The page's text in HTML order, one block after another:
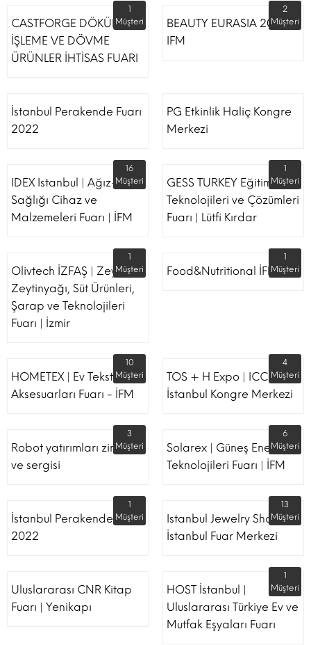
CASTFORGE DÖKÜM,
İŞLEME VE DÖVME
ÜRÜNLER İHTİSAS FUARI
1
Müşteri
BEAUTY EURASIA 2022
IFM
2
Müşteri
İstanbul Perakende Fuarı
2022
PG Etkinlik Haliç Kongre
Merkezi
IDEX Istanbul | Ağız-Diş
Sağlığı Cihaz ve
Malzemeleri Fuarı | İFM
16
Müşteri
GESS TURKEY Eğitim
Teknolojileri ve Çözümleri
Fuarı | Lütfi Kırdar
1
Müşteri
Olivtech İZFAŞ | Zeytin,
Zeytinyağı, Süt Ürünleri,
Şarap ve Teknolojileri
Fuarı | İzmir
1
Müşteri
Food&Nutritional İFM
1
Müşteri
HOMETEX | Ev Tekstili Ve
Aksesuarları Fuarı - İFM
10
Müşteri
TOS + H Expo | ICC -
İstanbul Kongre Merkezi
4
Müşteri
Robot yatırımları zirvesi
ve sergisi
3
Müşteri
Solarex | Güneş Enerjisi &
Teknolojileri Fuarı | İFM
6
Müşteri
İstanbul Perakende Fuarı
2022
1
Müşteri
Istanbul Jewelry Show |
İstanbul Fuar Merkezi
13
Müşteri
Uluslararası CNR Kitap
Fuarı | Yenikapı
HOST İstanbul |
Uluslararası Türkiye Ev ve
Mutfak Eşyaları Fuarı
1
Müşteri